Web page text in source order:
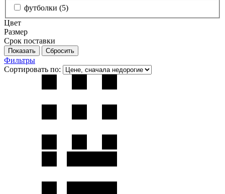
футболки (5)
Цвет
Размер
Срок поставки
Фильтры
Сортировать по: